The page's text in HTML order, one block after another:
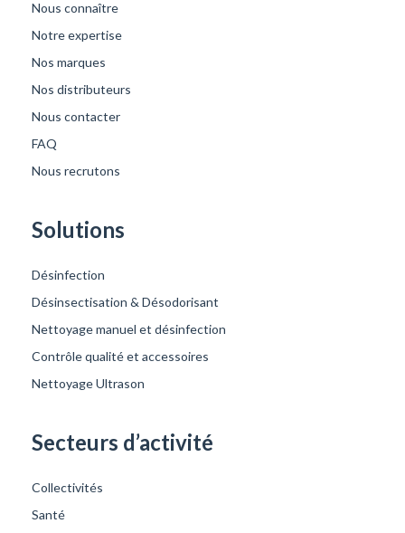
Nous connaître
Notre expertise
Nos marques
Nos distributeurs
Nous contacter
FAQ
Nous recrutons
Solutions
Désinfection
Désinsectisation & Désodorisant
Nettoyage manuel et désinfection
Contrôle qualité et accessoires
Nettoyage Ultrason
Secteurs d’activité
Collectivités
Santé